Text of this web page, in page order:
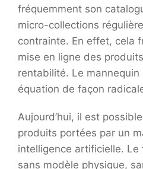
fréquemment son
micro-collections
contrainte. En effet, cela
mise en ligne des
rentabilité. Le mannequin
équation de façon
Aujourd’hui, il est
produits portées par un
intelligence artificielle.
sans modèle physique,